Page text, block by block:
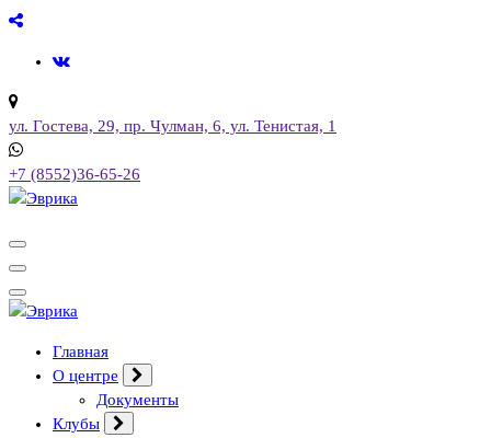
Перейти
содержимому
ул. Гостева, 29, пр. Чулман, 6, ул. Тенистая, 1
+7 (8552)36-65-26
Городской культурный центр, г. Набережные Челны
Городской культурный центр, г. Набережные Челны
Главная
О центре
Документы
Клубы